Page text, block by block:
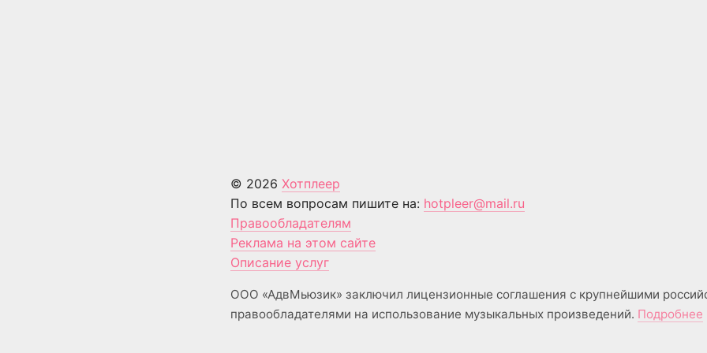
© 2026 Хотплеер
По всем вопросам пишите на: hotpleer@mail.ru
Правообладателям
Реклама на этом сайте
Описание услуг
ООО «АдвМьюзик» заключил лицензионные соглашения с крупнейшими
правообладателями на использование музыкальных произведений. Подробнее